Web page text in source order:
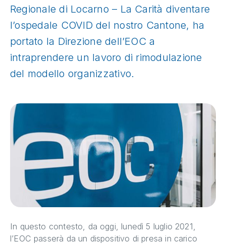
Regionale di Locarno – La Carità diventare
l’ospedale COVID del nostro Cantone, ha
portato la Direzione dell’EOC a
intraprendere un lavoro di rimodulazione
del modello organizzativo.
In questo contesto, da oggi, lunedì 5 luglio 2021,
l’EOC passerà da un dispositivo di presa in carico